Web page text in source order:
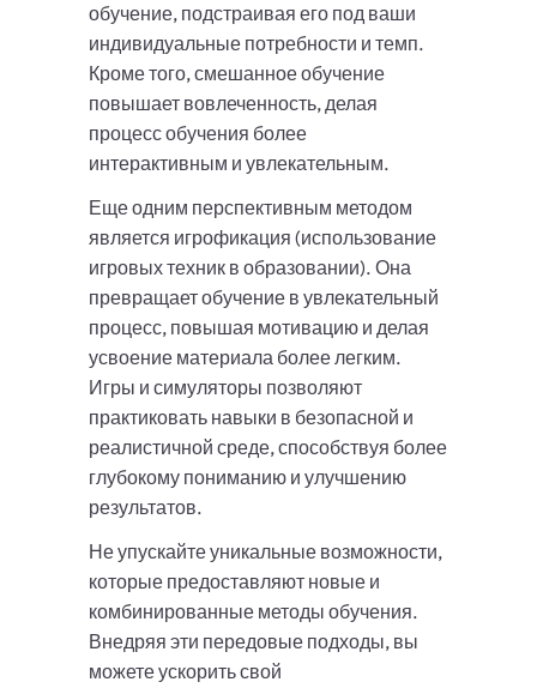
обучение, подстраивая его под ваши
индивидуальные потребности и темп.
Кроме того, смешанное обучение
повышает вовлеченность, делая
процесс обучения более
интерактивным и увлекательным.
Еще одним перспективным методом
является игрофикация (использование
игровых техник в образовании). Она
превращает обучение в увлекательный
процесс, повышая мотивацию и делая
усвоение материала более легким.
Игры и симуляторы позволяют
практиковать навыки в безопасной и
реалистичной среде, способствуя более
глубокому пониманию и улучшению
результатов.
Не упускайте уникальные возможности,
которые предоставляют новые и
комбинированные методы обучения.
Внедряя эти передовые подходы, вы
можете ускорить свой